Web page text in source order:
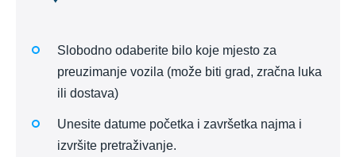
Slobodno odaberite bilo koje mjesto za
preuzimanje vozila (može biti grad, zračna luka
ili dostava)
Unesite datume početka i završetka najma i
izvršite pretraživanje.